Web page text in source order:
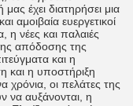
έχει διατηρήσει μια
αμοιβαία ευεργετικοί
η νέες και παλαιές
απόδοσης της
και η
και η υποστήριξη
χρόνια, οι πελάτες της
να αυξάνονται, η